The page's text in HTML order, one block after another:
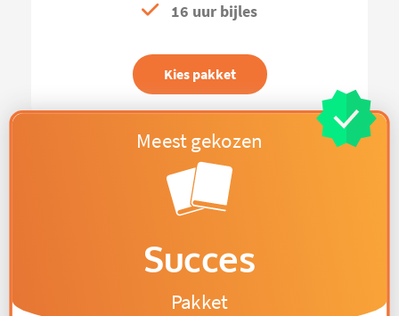
16 uur bijles
Kies pakket
Succes
Pakket